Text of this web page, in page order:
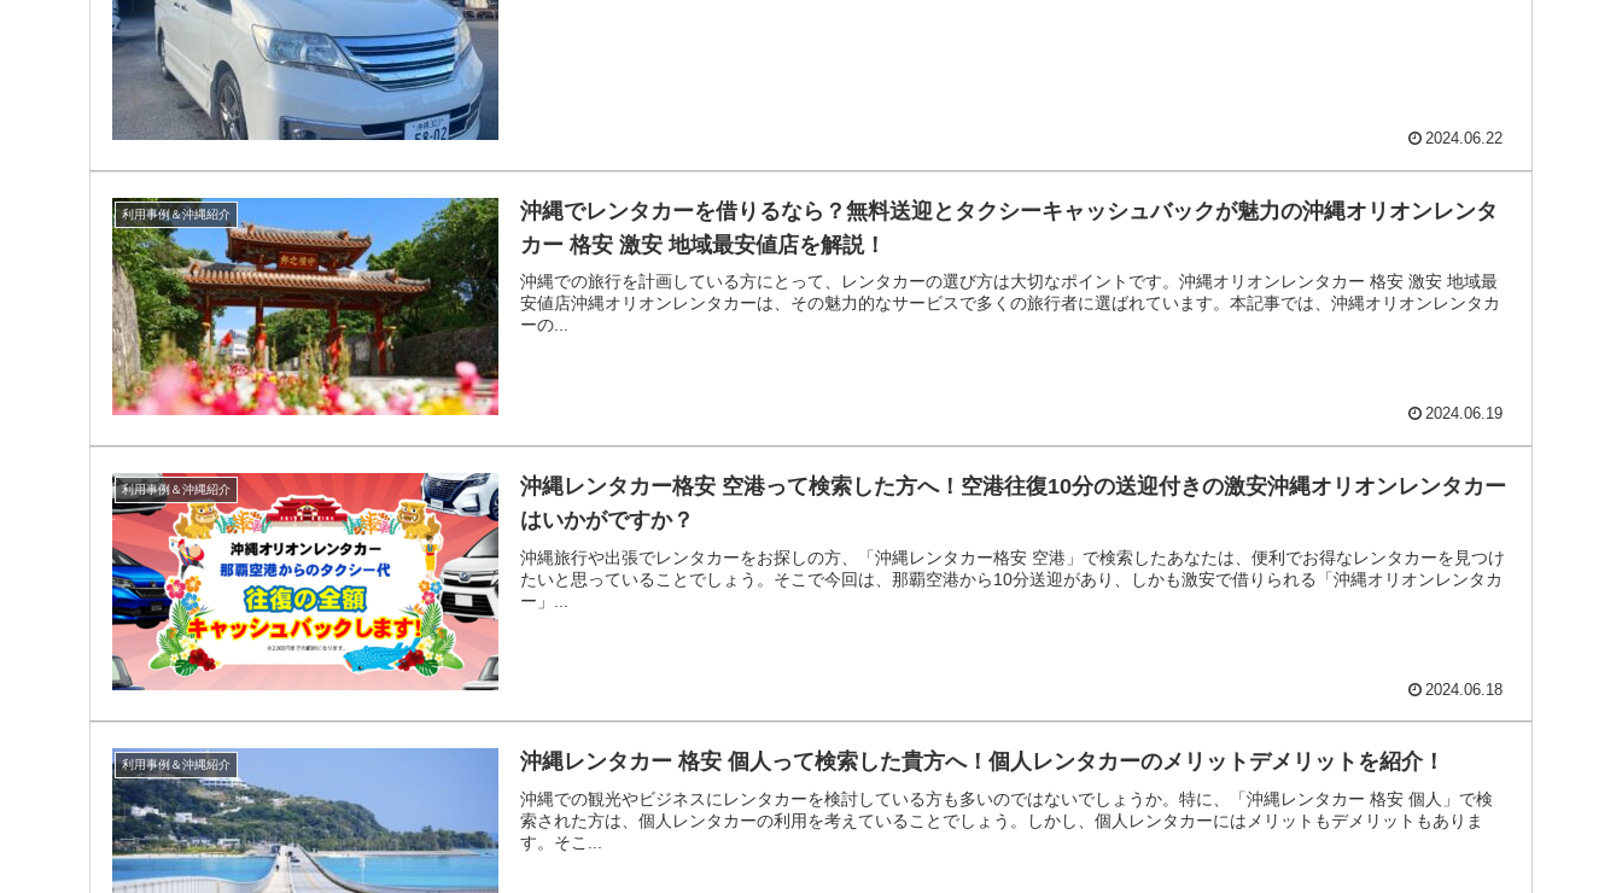
2024.06.22
利用事例＆沖縄紹介
沖縄でレンタカーを借りるなら？無料送迎とタクシーキャッシュバックが魅力の沖縄オリオンレンタ
カー 格安 激安 地域最安値店を解説！
沖縄での旅行を計画している方にとって、レンタカーの選び方は大切なポイントです。沖縄オリオンレンタカー 格安 激安 地域最
安値店沖縄オリオンレンタカーは、その魅力的なサービスで多くの旅行者に選ばれています。本記事では、沖縄オリオンレンタカ
ーの...
2024.06.19
利用事例＆沖縄紹介
沖縄レンタカー格安 空港って検索した方へ！空港往復10分の送迎付きの激安沖縄オリオンレンタカー
はいかがですか？
沖縄旅行や出張でレンタカーをお探しの方、「沖縄レンタカー格安 空港」で検索したあなたは、便利でお得なレンタカーを見つけ
たいと思っていることでしょう。そこで今回は、那覇空港から10分送迎があり、しかも激安で借りられる「沖縄オリオンレンタカ
ー」...
2024.06.18
利用事例＆沖縄紹介 沖縄レンタカー 格安 個人って検索した貴方へ！個人レンタカーのメリットデメリットを紹介！
沖縄での観光やビジネスにレンタカーを検討している方も多いのではないでしょうか。特に、「沖縄レンタカー 格安 個人」で検
索された方は、個人レンタカーの利用を考えていることでしょう。しかし、個人レンタカーにはメリットもデメリットもありま
す。そこ...